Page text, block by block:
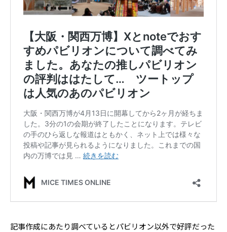
記事作成にあたり調べているとパビリオン以外で好評だった